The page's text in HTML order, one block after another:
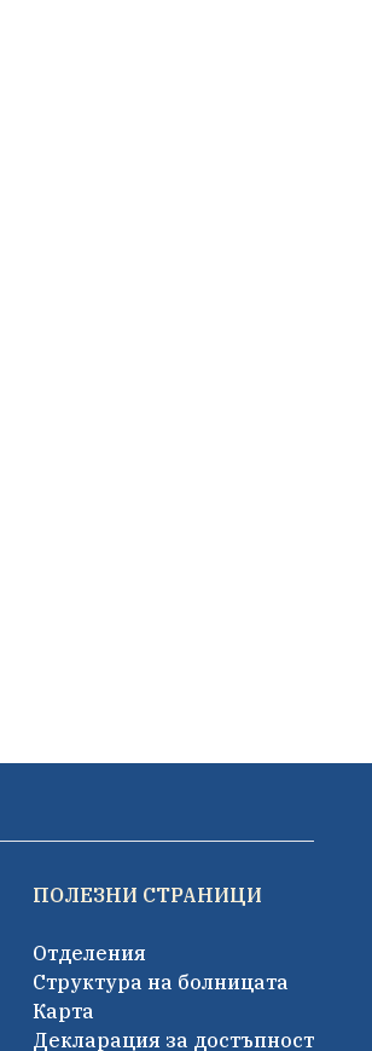
ПОЛЕЗНИ СТРАНИЦИ
Отделения
Структура на болницата
Карта
Декларация за достъпност